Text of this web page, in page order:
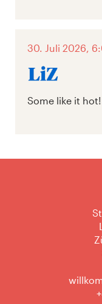
30. Juli 2026,
Some like it hot!